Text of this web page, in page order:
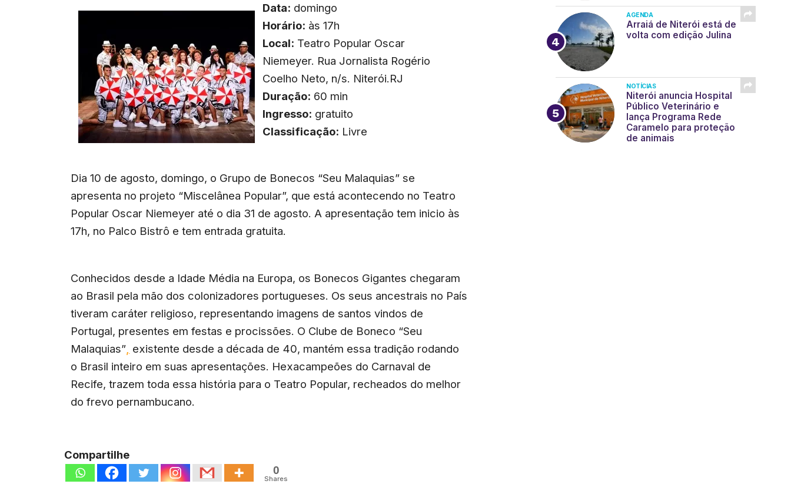
Data: domingo
Horário: às 17h
Local: Teatro Popular Oscar
Niemeyer. Rua Jornalista Rogério
Coelho Neto, n/s. Niterói.RJ
Duração: 60 min
Ingresso: gratuito
Classificação: Livre
Dia 10 de agosto, domingo, o Grupo de Bonecos “Seu Malaquias” se
apresenta no projeto “Miscelânea Popular”, que está acontecendo no Teatro
Popular Oscar Niemeyer até o dia 31 de agosto. A apresentação tem inicio às
17h, no Palco Bistrô e tem entrada gratuita.
Conhecidos desde a Idade Média na Europa, os Bonecos Gigantes chegaram
ao Brasil pela mão dos colonizadores portugueses. Os seus ancestrais no País
tiveram caráter religioso, representando imagens de santos vindos de
Portugal, presentes em festas e procissões. O Clube de Boneco “Seu
Malaquias” existente desde a década de 40, mantém essa tradição rodando
o Brasil inteiro em suas apresentações. Hexacampeões do Carnaval de
Recife, trazem toda essa história para o Teatro Popular, recheados do melhor
do frevo pernambucano.
Compartilhe
0
Shares
AGENDA
Arraiá de Niterói está de
volta com edição Julina
NOTÍCIAS
Niterói anuncia Hospital
Público Veterinário e
lança Programa Rede
Caramelo para proteção
de animais